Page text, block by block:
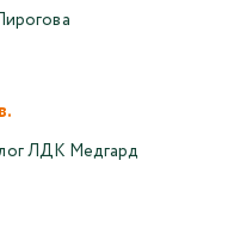
ЛДК Медгард